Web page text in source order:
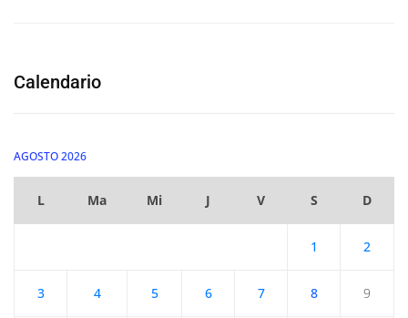
Calendario
AGOSTO 2026
L Ma Mi J V S D
1 2
3 4 5 6 7 8 9